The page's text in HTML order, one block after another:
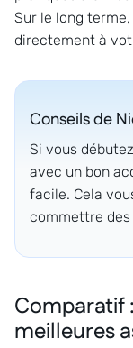
Sur le long
directement à
Conseils de
Si vous
avec un bon
facile. Cela
commettre
Comparatif
meilleures